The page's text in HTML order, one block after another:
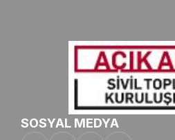
SOSYAL MEDYA